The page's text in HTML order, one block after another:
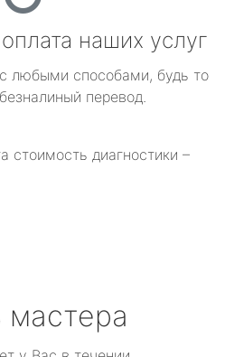
наших услуг
любыми способами, будь то
перевод.
стоимость диагностики –
мастера